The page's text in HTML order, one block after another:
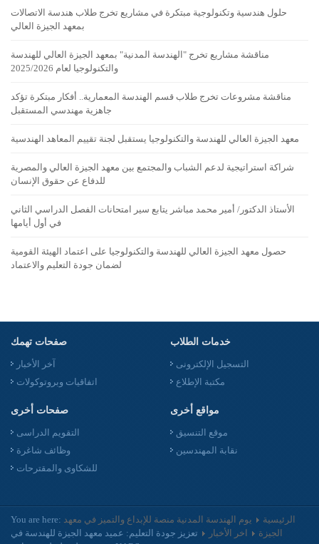
حلول هندسية وتكنولوجية مبتكرة في مشاريع تخرج طلاب هندسة الاتصالات
بمعهد الجيزة العالي
مناقشة مشاريع تخرج "الهندسة المدنية" بمعهد الجيزة العالي للهندسة
والتكنولوجيا لعام 2025/2026
مناقشة مشروعات تخرج طلاب قسم الهندسة المعمارية.. أفكار مبتكرة تؤكد
جاهزية مهندسي المستقبل
معهد الجيزة العالي للهندسة والتكنولوجيا يستقبل لجنة تقييم المعاهد الهندسية
شراكة استراتيجية لدعم الشباب والمجتمع بين معهد الجيزة العالي والمصرية
للدفاع عن حقوق الإنسان
الأستاذ الدكتور/ أمير محمد مباشر يتابع سير امتحانات الفصل الدراسي الثاني
في أول أيامها
حصول معهد الجيزة العالي للهندسة والتكنولوجيا على اعتماد الهيئة القومية
لضمان جودة التعليم والاعتماد
صفحات تهمك
آخر الأخبار
اتفاقيات وبروتوكولات
خدمات الطلاب
التسجيل الإلكترونى
مكتبة الإطلاع
صفحات أخرى
التقويم الدراسى
وظائف شاغرة
للشكاوى والمقترحات
مواقع أخرى
موقع التنسيق
نقابة المهندسين
You are here: الرئيسية
يوم الهندسة المدنية منصة للإبداع والتميز في معهد
الجيزة
اخر الأخبار
تعزيز جودة التعليم: عميد معهد الجيزة للهندسة في